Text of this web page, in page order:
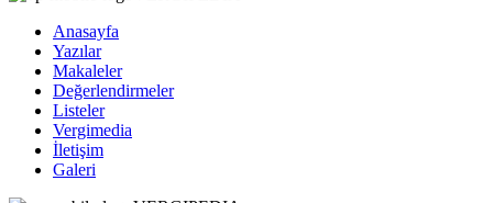
Anasayfa
Yazılar
Makaleler
Değerlendirmeler
Listeler
Vergimedia
İletişim
Galeri